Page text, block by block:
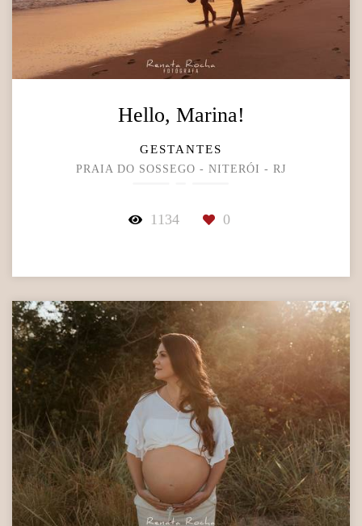
Hello, Marina!
GESTANTES
PRAIA DO SOSSEGO - NITERÓI - RJ
1134 0